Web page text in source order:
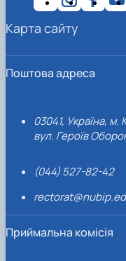
Поштова адреса
03041, Україна, м.
вул. Героїв
(044) 527-82-42
Приймальна комісія
Карта сайту